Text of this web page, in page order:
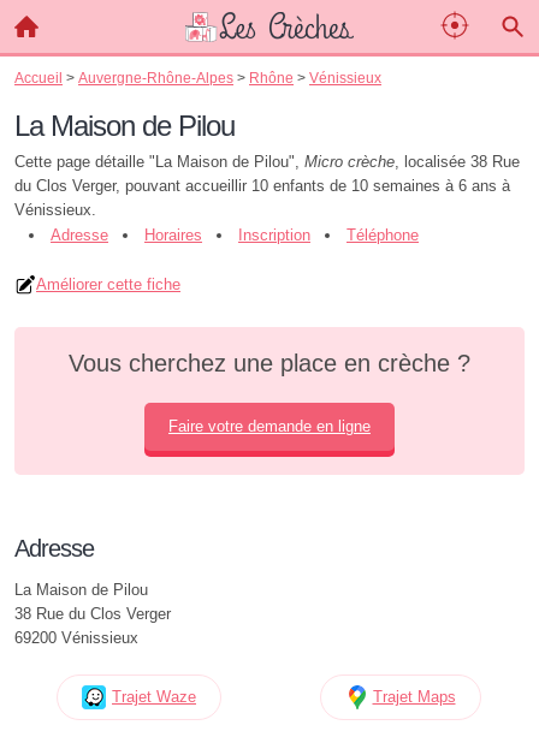
Accueil > Auvergne-Rhône-Alpes > Rhône > Vénissieux
La Maison de Pilou
Cette page détaille "La Maison de Pilou", Micro crèche, localisée 38 Rue
du Clos Verger, pouvant accueillir 10 enfants de 10 semaines à 6 ans à
Vénissieux.
Adresse
Horaires Inscription Téléphone
Améliorer cette fiche
Vous cherchez une place en crèche ?
Faire votre demande en ligne
Adresse
La Maison de Pilou
38 Rue du Clos Verger
69200 Vénissieux
Trajet Waze Trajet Maps